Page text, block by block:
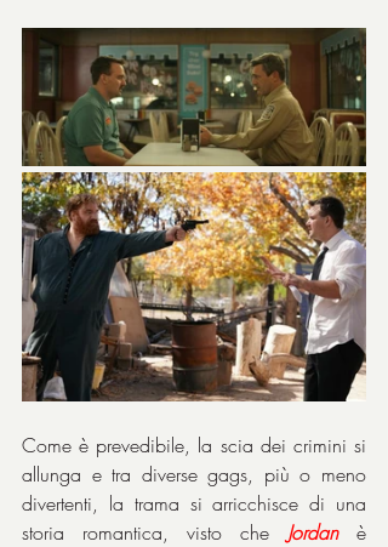
Come è prevedibile, la scia dei crimini si
allunga e tra diverse gags, più o meno
divertenti, la trama si arricchisce di una
storia romantica, visto che Jordan è